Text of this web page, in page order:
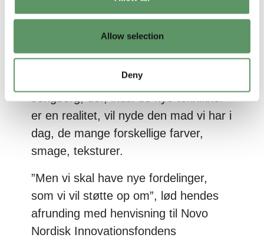
Allow selection
Deny
Wahlstens bedste bud, og hun blev
suppleret af Sisse Marquina-
er en realitet, vil nyde den mad vi har i
dag, de mange forskellige farver,
smage, teksturer.
”Men vi skal have nye fordelinger,
som vi vil støtte op om”, lød hendes
afrunding med henvisning til Novo
Nordisk Innovationsfondens